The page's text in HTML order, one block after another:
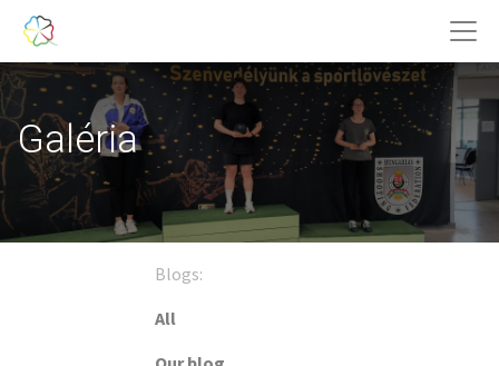
Galéria
Blogs:
All